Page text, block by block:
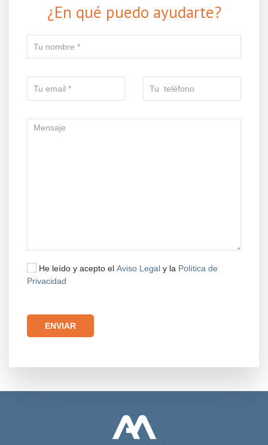
¿En qué puedo ayudarte?
He leído y acepto el Aviso Legal y la Política de
Privacidad